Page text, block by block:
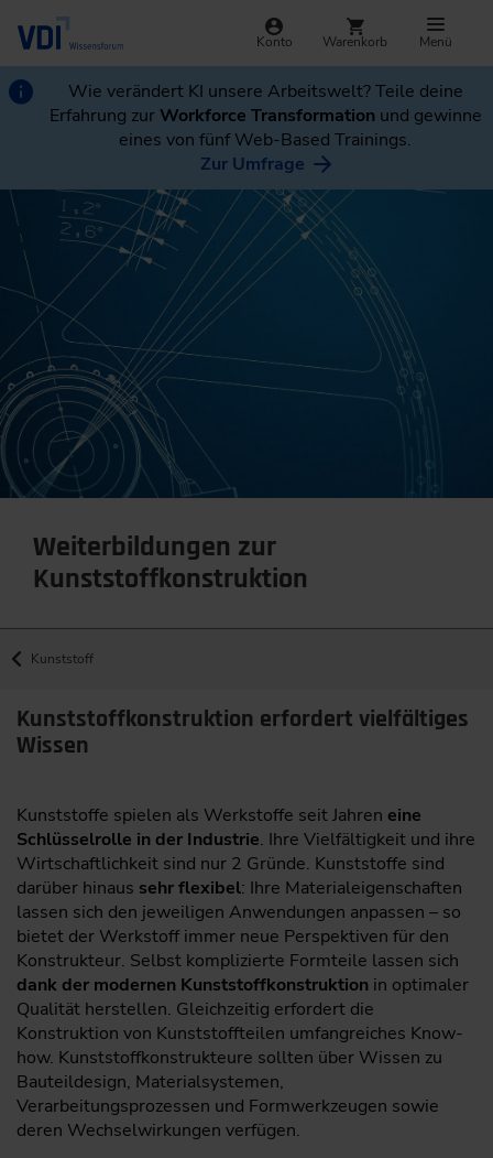
Konto Warenkorb Menü
Wie verändert KI unsere Arbeitswelt? Teile deine
Erfahrung zurWorkforce Transformation und gewinne
eines von fünf Web-Based Trainings.
Zur Umfrage
Weiterbildungen zur
Kunststoffkonstruktion
Kunststoff
Kunststoffkonstruktion erfordert vielfältiges
Wissen
Kunststoffe spielen als Werkstoffe seit Jahren eine
Schlüsselrolle in der Industrie. Ihre Vielfältigkeit und ihre
Wirtschaftlichkeit sind nur 2 Gründe. Kunststoffe sind
darüber hinaus sehr flexibel: Ihre Materialeigenschaften
lassen sich den jeweiligen Anwendungen anpassen – so
bietet der Werkstoff immer neue Perspektiven für den
Konstrukteur. Selbst komplizierte Formteile lassen sich
dank der modernen Kunststoffkonstruktion in optimaler
Qualität herstellen. Gleichzeitig erfordert die
Konstruktion von Kunststoffteilen umfangreiches Know-
how. Kunststoffkonstrukteure sollten über Wissen zu
Bauteildesign, Materialsystemen,
Verarbeitungsprozessen und Formwerkzeugen sowie
deren Wechselwirkungen verfügen.